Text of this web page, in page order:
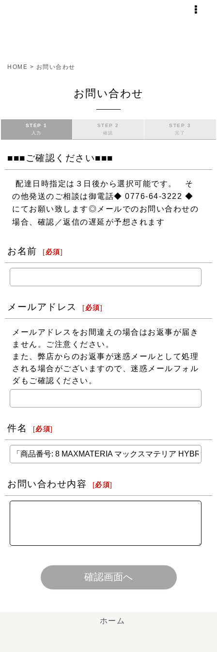
HOME > お問い合わせ
お問い合わせ
STEP 1
入力
STEP 2
確認
STEP 3
完了
■■■ご確認ください■■■
配達日時指定は３日後から選択可能です。 そ
の他発送のご相談は御電話◆ 0776-64-3222 ◆
にてお願い致します◎メールでのお問い合わせの
場合、確認／返信の遅延が予想されます
お名前 [必須]
メールアドレス [必須]
メールアドレスをお間違えの場合はお返事が届き
ません。ご注意ください。
また、弊店からのお返事が迷惑メールとして処理
される場合がございますので、迷惑メールフォル
ダもご確認ください。
件名 [必須]
お問い合わせ内容 [必須]
確認画面へ
ホーム